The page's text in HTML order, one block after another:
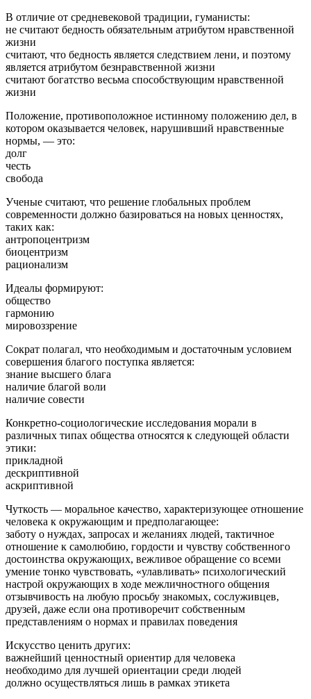
В отличие от средневековой традиции, гуманисты:
не считают бедность обязательным атрибутом нравственной
жизни
считают, что бедность является следствием лени, и поэтому
является атрибутом безнравственной жизни
считают богатство весьма способствующим нравственной
жизни
Положение, противоположное истинному положению дел, в
котором оказывается человек, нарушивший нравственные
нормы, — это:
долг
честь
свобода
Ученые считают, что решение глобальных проблем
современности должно базироваться на новых ценностях,
таких как:
антропоцентризм
биоцентризм
рационализм
Идеалы формируют:
общество
гармонию
мировоззрение
Сократ полагал, что необходимым и достаточным условием
совершения благого поступка является:
знание высшего блага
наличие благой воли
наличие совести
Конкретно-социологические исследования морали в
различных типах общества относятся к следующей области
этики:
прикладной
дескриптивной
аскриптивной
Чуткость — моральное качество, характеризующее отношение
человека к окружающим и предполагающее:
заботу о нуждах, запросах и желаниях людей, тактичное
отношение к самолюбию, гордости и чувству собственного
достоинства окружающих, вежливое обращение со всеми
умение тонко чувствовать, «улавливать» психологический
настрой окружающих в ходе межличностного общения
отзывчивость на любую просьбу знакомых, сослуживцев,
друзей, даже если она противоречит собственным
представлениям о нормах и правилах поведения
Искусство ценить других:
важнейший ценностный ориентир для человека
необходимо для лучшей ориентации среди людей
должно осуществляться лишь в рамках этикета